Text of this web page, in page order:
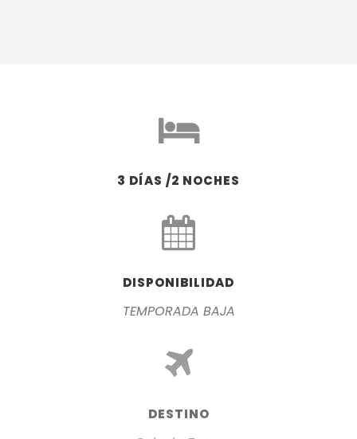
3 DÍAS /2 NOCHES
DISPONIBILIDAD
TEMPORADA BAJA
DESTINO